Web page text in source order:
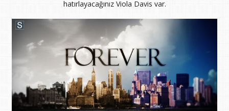
hatırlayacağınız Viola Davis var.